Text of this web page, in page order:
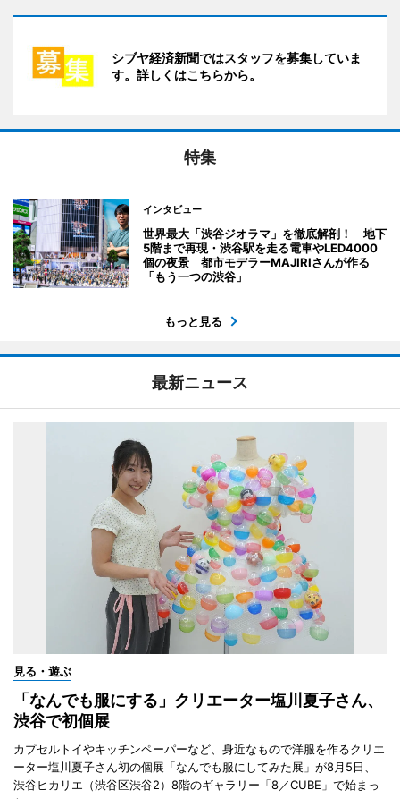
シブヤ経済新聞ではスタッフを募集していま
す。詳しくはこちらから。
特集
インタビュー
世界最大「渋谷ジオラマ」を徹底解剖！ 地下
5階まで再現・渋谷駅を走る電車やLED4000
個の夜景 都市モデラーMAJIRIさんが作る
「もう一つの渋谷」
もっと見る
最新ニュース
見る・遊ぶ
「なんでも服にする」クリエーター塩川夏子さん、
渋谷で初個展
カプセルトイやキッチンペーパーなど、身近なもので洋服を作るクリエ
ーター塩川夏子さん初の個展「なんでも服にしてみた展」が8月5日、
渋谷ヒカリエ（渋谷区渋谷2）8階のギャラリー「8／CUBE」で始まっ